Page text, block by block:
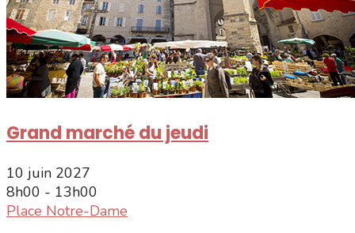
Grand marché du jeudi
10 juin 2027
8h00 - 13h00
Place Notre-Dame